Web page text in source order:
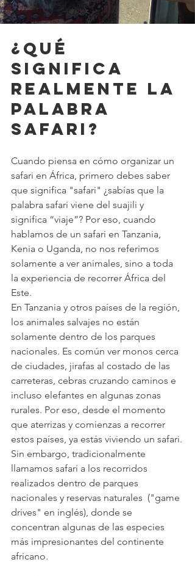
¿Qué
significa
realmente la
palabra
safari?
Cuando piensa en cómo organizar un
safari en África, primero debes saber
que significa "safari" ¿sabías que la
palabra safari viene del suajili y
significa “viaje”? Por eso, cuando
hablamos de un safari en Tanzania,
Kenia o Uganda, no nos referimos
solamente a ver animales, sino a toda
la experiencia de recorrer África del
Este.
En Tanzania y otros países de la región,
los animales salvajes no están
solamente dentro de los parques
nacionales. Es común ver monos cerca
de ciudades, jirafas al costado de las
carreteras, cebras cruzando caminos e
incluso elefantes en algunas zonas
rurales. Por eso, desde el momento
que aterrizas y comienzas a recorrer
estos países, ya estás viviendo un safari.
Sin embargo, tradicionalmente
llamamos safari a los recorridos
realizados dentro de parques
nacionales y reservas naturales  ("game
drives" en inglés), donde se
concentran algunas de las especies
más impresionantes del continente
africano.